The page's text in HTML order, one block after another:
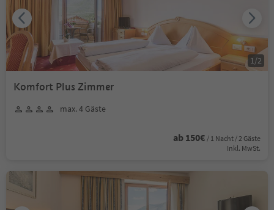
Komfort Plus Zimmer
max. 4 Gäste
ab 150€ / 1 Nacht / 2 Gäste
Inkl. MwSt.
1/2